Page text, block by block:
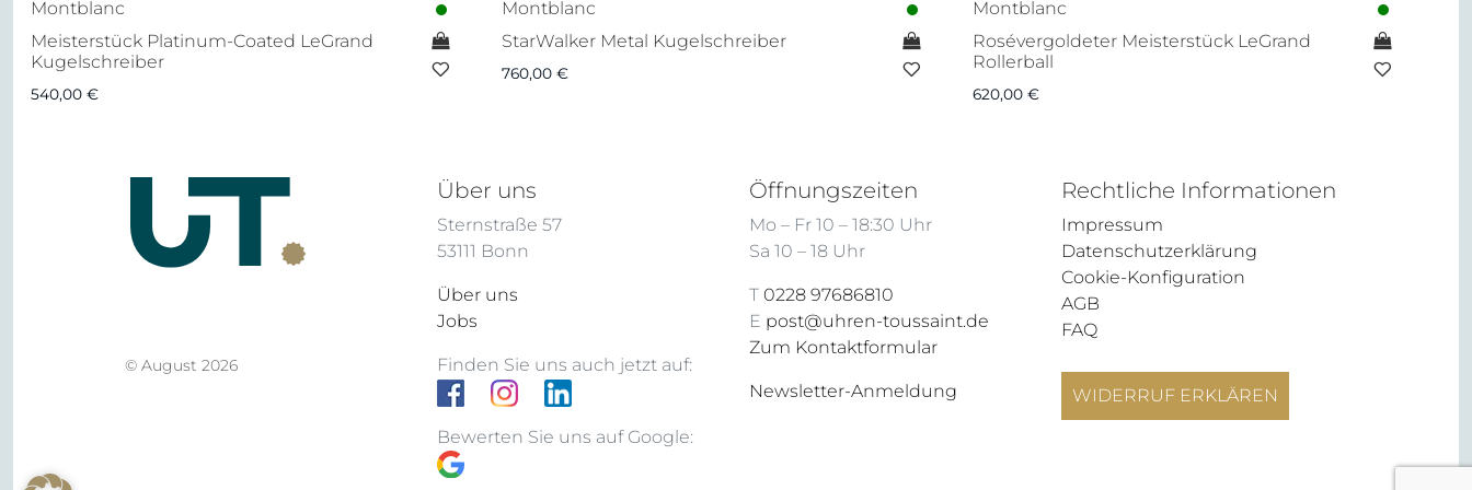
Montblanc
Meisterstück Platinum-Coated LeGrand
Kugelschreiber
540,00 €
Montblanc
StarWalker Metal Kugelschreiber
760,00 €
Montblanc
Rosévergoldeter Meisterstück LeGrand
Rollerball
620,00 €
© August 2026
Über uns
Sternstraße 57
53111 Bonn
Über uns
Jobs
Finden Sie uns auch jetzt auf:
Bewerten Sie uns auf Google:
Öffnungszeiten
Mo – Fr 10 – 18:30 Uhr
Sa 10 – 18 Uhr
T 0228 97686810
E post@uhren-toussaint.de
Zum Kontaktformular
Newsletter-Anmeldung
Rechtliche Informationen
Impressum
Datenschutzerklärung
Cookie-Konfiguration
AGB
FAQ
WIDERRUF ERKLÄREN